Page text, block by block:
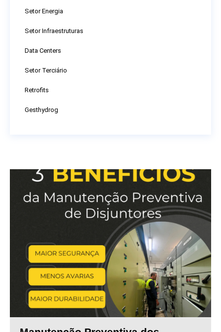
Setor Energia
Setor Infraestruturas
Data Centers
Setor Terciário
Retrofits
Gesthydrog